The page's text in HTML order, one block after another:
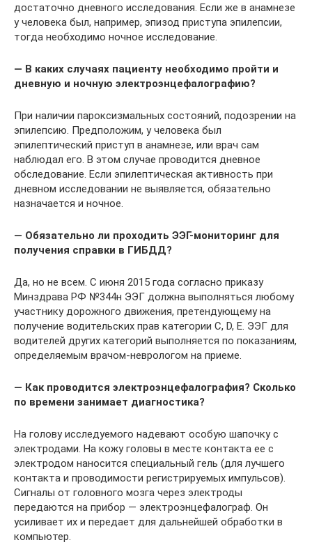
достаточно дневного исследования. Если же в анамнезе
у человека был, например, эпизод приступа эпилепсии,
тогда необходимо ночное исследование.
— В каких случаях пациенту необходимо пройти и
дневную и ночную электроэнцефалографию?
При наличии пароксизмальных состояний, подозрении на
эпилепсию. Предположим, у человека был
эпилептический приступ в анамнезе, или врач сам
наблюдал его. В этом случае проводится дневное
обследование. Если эпилептическая активность при
дневном исследовании не выявляется, обязательно
назначается и ночное.
— Обязательно ли проходить ЭЭГ-мониторинг для
получения справки в ГИБДД?
Да, но не всем. С июня 2015 года согласно приказу
Минздрава РФ №344н ЭЭГ должна выполняться любому
участнику дорожного движения, претендующему на
получение водительских прав категории С, D, E. ЭЭГ для
водителей других категорий выполняется по показаниям,
определяемым врачом-неврологом на приеме.
— Как проводится электроэнцефалография? Сколько
по времени занимает диагностика?
На голову исследуемого надевают особую шапочку с
электродами. На кожу головы в месте контакта ее с
электродом наносится специальный гель (для лучшего
контакта и проводимости регистрируемых импульсов).
Сигналы от головного мозга через электроды
передаются на прибор — электроэнцефалограф. Он
усиливает их и передает для дальнейшей обработки в
компьютер.